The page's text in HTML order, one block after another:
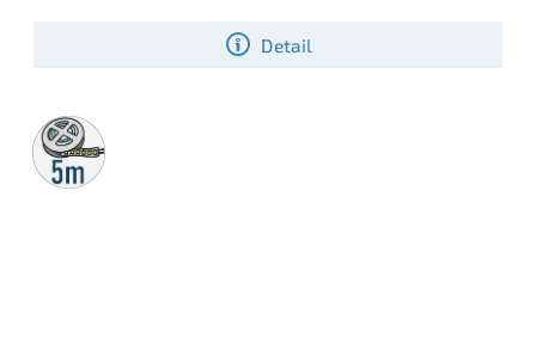
Detail
5m
rolka